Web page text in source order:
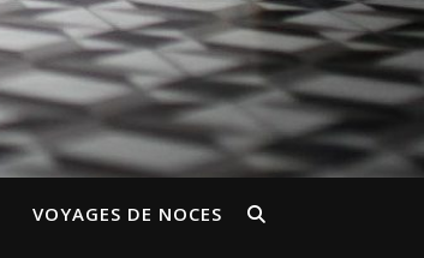
VOYAGES DE NOCES